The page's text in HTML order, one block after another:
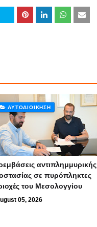
ΑΥΤΟΔΊΟΙΚΗΣΗ
αντιπλημμυρικής
σε πυρόπληκτες
του Μεσολογγίου
05, 2026